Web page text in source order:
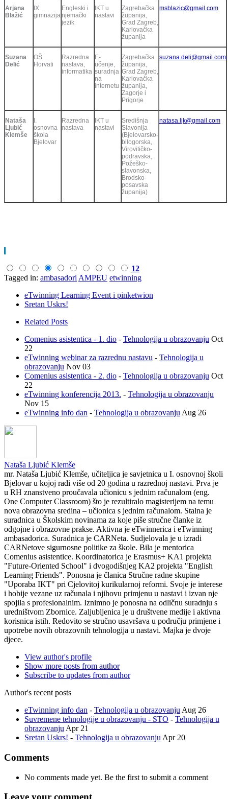
Arjana
Blažić
IX.
gimnazija
Engleski i
njemački
jezik
IKT u
nastavi
Zagrebačka
županija,
Grad Zagreb,
Karlovačka
županija
msblazic@gmail.com
Suzana
Delić
OŠ
Horvati
Razredna
nastava,
informatika
E-
učenje,
suradnja
na
internetu
Zagrebačka
županija,
Grad Zagreb,
Karlovačka
županija,
Zagorje i
Prigorje
suzana.deli@gmail.com
Nataša
Ljubić
Klemše
I.
osnovna
škola
Bjelovar
Razredna
nastava
IKT u
nastavi
Središnja
Slavonija
(Bjelovarsko-
bilogorska,
Virovitičko-
podravska,
Požeško-
slavonska,
Brodsko-
posavska
županija)
natasa.ljk@gmail.com
12
Tagged in: ambasadori AMPEU etwinning
eTwinning Learning Event i pinketwion
Sretan Uskrs!
Related Posts
Comenius asistentica - 1. dio - Tehnologija u obrazovanju Oct
22
eTwinning webinar za razrednu nastavu - Tehnologija u
obrazovanju Nov 03
Comenius asistentica - 2. dio - Tehnologija u obrazovanju Oct
22
eTwinning konferencija 2013. - Tehnologija u obrazovanju
Nov 15
eTwinning info dan - Tehnologija u obrazovanju Aug 26
Nataša Ljubić Klemše
mr. Nataša Ljubić Klemše, učiteljica je savjetnica u I. osnovnoj školi
Bjelovar u kojoj radi više od 20 godina u razrednoj nastavi. Prva je
u RH znanstveno proučavala učionicu s jednim računalom (eng.
One Computer Classroom) što je rezultiralo magisterijem na temu
nova obrazovna sredina – učionica s jednim računalom. Stalna je
suradnica u Školskim novinama za koje piše stručne članke iz
odgojne i obrazovne prakse. Aktivna je eTwinnerica i eTwinning
ambasadorica. Suradnica je CARNeta. Sudjelovala je u izradi
CARNetove sigurnosne politike za škole. Bila je mentorica
Comenius asistentice. Koordinatorica je Erasmus+ KA1 projekta
"Future-Oriented School" i dvogodišnjeg KA2 projekta "English
Learning Friends". Ponosna je članica Stručne radne skupine
"Uporaba IKT" pri Cjelovitoj kurikularnoj reformi. Svoje je interese
i hobije vezane uz računala i njihovu primjenu u nastavi i izvan nje
spojila s profesionalnim. Iznimno je ponosna na odličnu suradnju s
uredništvom Zbornice. Zaljubljenica je u društvene medije i aktivna
korisnica istih. Redovito se stručno usavršava u području primjene i
upotrebe novih obrazovnih tehnologija u nastavi. Majka je dvoje
djece.
View author's profile
Show more posts from author
Subscribe to updates from author
Author's recent posts
eTwinning info dan - Tehnologija u obrazovanju Aug 26
Suvremene tehnologije u obrazovanju - STO - Tehnologija u
obrazovanju Apr 21
Sretan Uskrs! - Tehnologija u obrazovanju Apr 20
Comments
No comments made yet. Be the first to submit a comment